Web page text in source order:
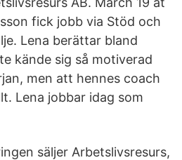
fick jobb via Stöd och
Lena berättar bland
kände sig så motiverad
men att hennes coach
Lena jobbar idag som
säljer Arbetslivsresurs,